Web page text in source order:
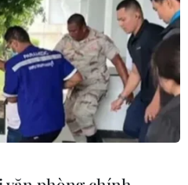
phẩm thiết yếu có nguy cơ
khủng hoảng kinh tế và